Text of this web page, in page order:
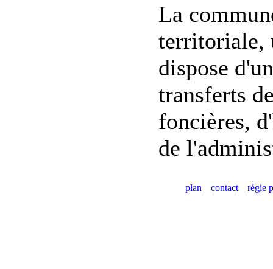
La
territoriale,
dispose
transferts
foncières,
de
plan contact régie